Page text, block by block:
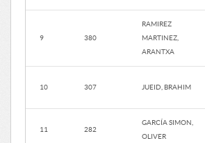
9 380
RAMIREZ
MARTINEZ,
ARANTXA
10 307 JUEID, BRAHIM
11 282
GARCÍA SIMON,
OLIVER